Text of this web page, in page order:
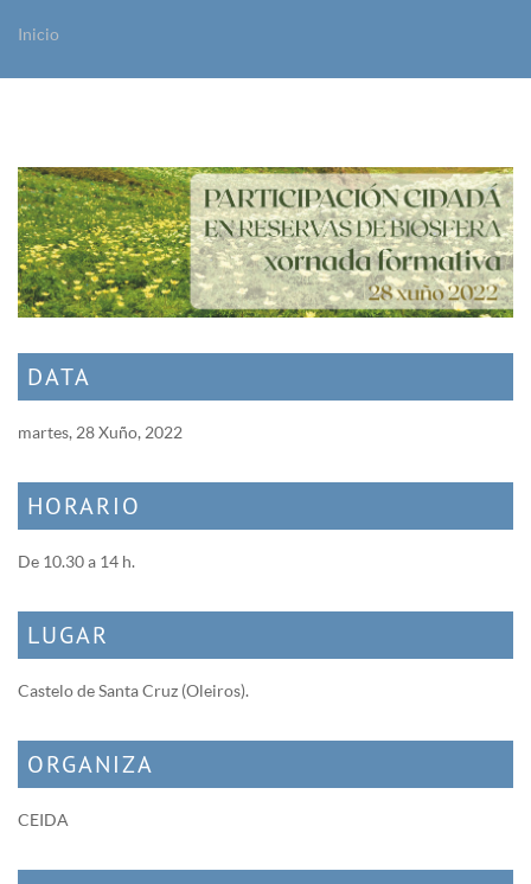
Inicio
DATA
martes, 28 Xuño, 2022
HORARIO
De 10.30 a 14 h.
LUGAR
Castelo de Santa Cruz (Oleiros).
ORGANIZA
CEIDA